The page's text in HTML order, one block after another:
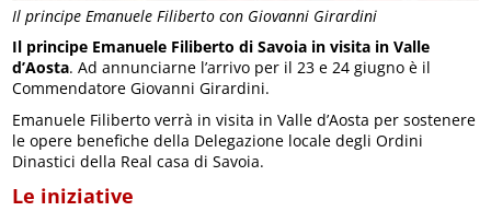
Il principe Emanuele Filiberto con Giovanni Girardini
Il principe Emanuele Filiberto di Savoia in visita in Valle
d’Aosta. Ad annunciarne l’arrivo per il 23 e 24 giugno è il
Commendatore Giovanni Girardini.
Emanuele Filiberto verrà in visita in Valle d’Aosta per sostenere
le opere benefiche della Delegazione locale degli Ordini
Dinastici della Real casa di Savoia.
Le iniziative